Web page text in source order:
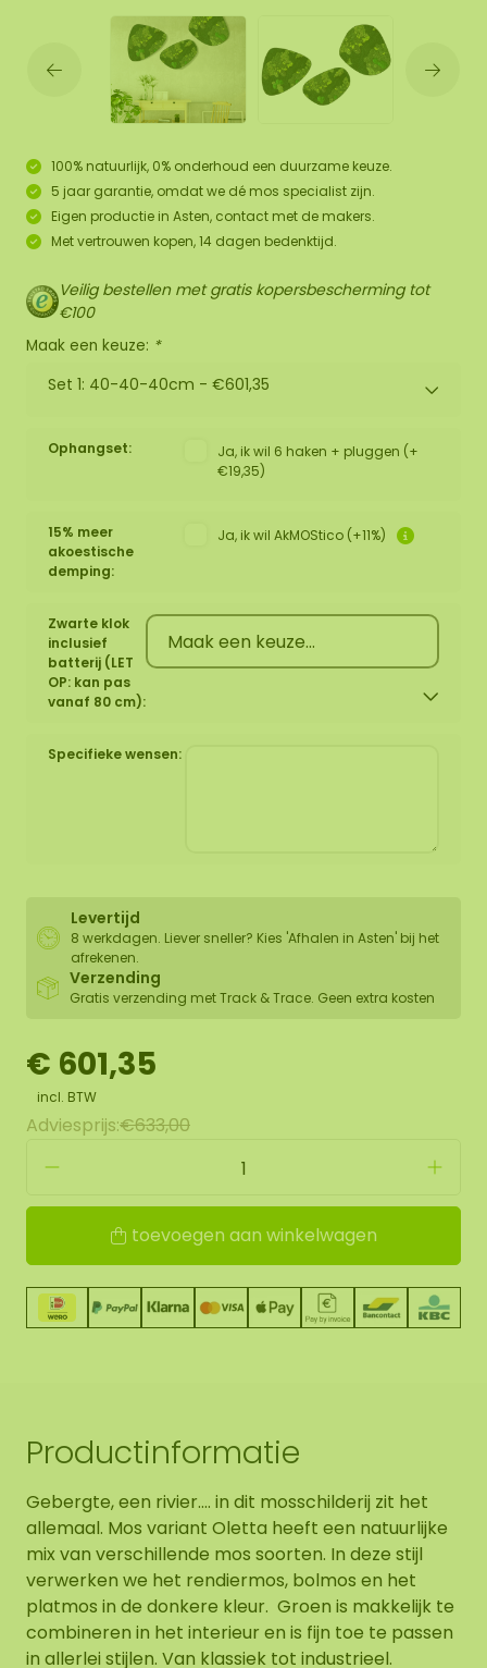
100% natuurlijk, 0% onderhoud een duurzame keuze.
5 jaar garantie, omdat we dé mos specialist zijn.
Eigen productie in Asten, contact met de makers.
Met vertrouwen kopen, 14 dagen bedenktijd.
Veilig bestellen met gratis kopersbescherming tot
€100
Maak een keuze: *
Set 1: 40-40-40cm - €601,35
Ophangset:
Ja, ik wil 6 haken + pluggen (+
€19,35)
15% meer
akoestische
demping:
Ja, ik wil AkMOStico (+11%)
Zwarte klok
inclusief
batterij (LET
OP: kan pas
vanaf 80 cm):
Specifieke wensen:
Levertijd
8 werkdagen. Liever sneller? Kies 'Afhalen in Asten' bij het
afrekenen.
Verzending
Gratis verzending met Track & Trace. Geen extra kosten
€ 601,35
incl. BTW
Adviesprijs:€633,00
toevoegen aan winkelwagen
Productinformatie
Gebergte, een rivier.... in dit mosschilderij zit het
allemaal. Mos variant Oletta heeft een natuurlijke
mix van verschillende mos soorten. In deze stijl
verwerken we het rendiermos, bolmos en het
platmos in de donkere kleur. Groen is makkelijk te
combineren in het interieur en is fijn toe te passen
in allerlei stijlen. Van klassiek tot industrieel.